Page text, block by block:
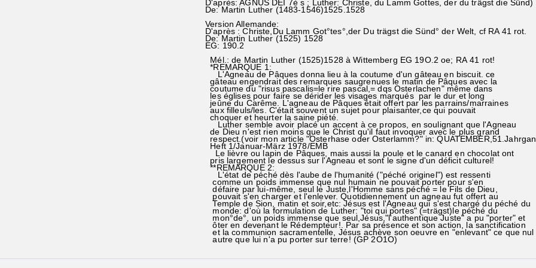
D'après: AGNUS DEI 7è s ; Luther: Christe, du Lamm Gottes, der du trägst die Sünd)
De: Martin Luther (1483-1546)1525.1528
Version Allemande:
D'après : Christe,Du Lamm Got°tes°,der Du trägst die Sünd° der Welt, cf RA 41 rot.
De: Martin Luther (1525) 1528
EG: 190.2
Mél.: de Martin Luther (1525)1528 à Wittemberg EG 19O.2 oe; RA 41 rot!
*REMARQUE 1:
L'Agneau de Pâques donna lieu à la coutume d'un gâteau en biscuit. ce
gâteau engendrait des remarques saugrenues le matin de Pâques avec la
coutume du "risus pascalis=le rire pascal,= dqs Osterlachen" même dans
les églises pour faire se dérider les visages marqués par le dur et long
jeûne du Carême. L'agneau de Pâques était offert par les parrains/marraines
aux filleuls/les. C'était souvent un sujet pour plaisanter,ce qui pouvait
choquer et heurter la saine piété.
Luther semble avoir placé un accent à ce propos, en soulignant que l'Agneau
de Dieu n'est rien moins que le Christ qu'il faut invoquer avec le plus grand
respect.(voir mon article "Osterhase oder Osterlamm?" in:
Heft 1/Januar-März 1978/EMB
Le lièvre ou lapin de Pâques, mais aussi la poule et le canard en chocolat ont
pris largement le dessus sur l'Agneau et sont le signe d'un déficit culturel!
**REMARQUE 2:
L'état de péché dès l'aube de l'humanité ("péché originel") est ressenti
comme un poids immense que nul humain ne pouvait porter pour s'en
défaire par lui-même, seul le Juste,l'Homme sans péché = le Fils de Dieu,
pouvait s'en charger et l'enlever. Quotidiennement un agneau fut offert au
Temple de Sion, matin et soir,etc: Jésus est l'Agneau qui s'est chargé du péché du
monde: d'où la formulation de Luther: "toi qui portes" (=trägst)le péché du
mon°de°, un poids immense que seul,Jésus,"l'authentique Juste" a pu "porter" et
ôter en devenant le Rédempteur!. Par sa présence et son action, la sanctification
et la communion sacramentelle, Jésus achève son oeuvre en "enlevant" ce que nul
autre que lui n'a pu porter sur terre! (GP 2O1O)